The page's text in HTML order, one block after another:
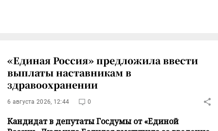
«Единая Россия» предложила ввести
выплаты наставникам в
здравоохранении
6 августа 2026, 12:44 0
Кандидат в депутаты Госдумы от «Единой